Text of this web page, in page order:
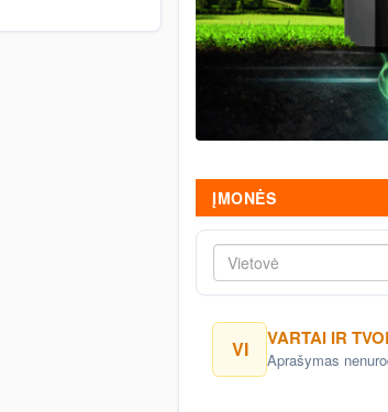
ĮMONĖS
Vietovė
VI VARTAI IR
Aprašymas